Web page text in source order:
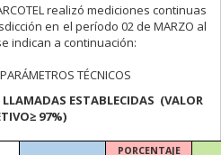
realizó mediciones continuas
en el período 02 de MARZO al
indican a continuación:
TÉCNICOS
ESTABLECIDAS (VALOR
97%)
PORCENTAJE